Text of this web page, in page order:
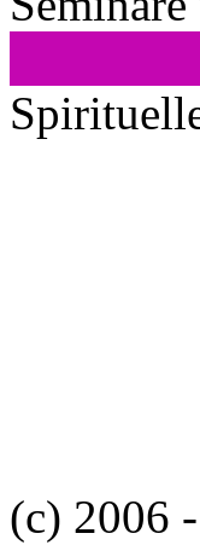
(c) 2006